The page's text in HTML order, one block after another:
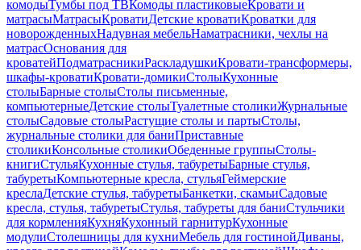
комодыТумбы под ТВКомоды пластиковыеКровати и
матрасыМатрасыКроватиДетские кроватиКроватки для
новорожденныхНадувная мебельНаматрасники, чехлы на
матрасОснования для
кроватейПодматрасникиРаскладушкиКровати-трансформеры,
шкафы-кроватиКровати-домикиСтолыКухонные
столыБарные столыСтолы письменные,
компьютерныеДетские столыТуалетные столикиЖурнальные
столыСадовые столыРастущие столы и партыСтолы,
журнальные столики для баниПриставные
столикиКонсольные столикиОбеденные группыСтолы-
книгиСтульяКухонные стулья, табуретыБарные стулья,
табуретыКомпьютерные кресла, стульяГеймерские
креслаДетские стулья, табуретыБанкетки, скамьиСадовые
кресла, стулья, табуретыСтулья, табуреты для баниСтульчики
для кормленияКухняКухонный гарнитурКухонные
модулиСтолешницы для кухниМебель для гостинойДиваны,